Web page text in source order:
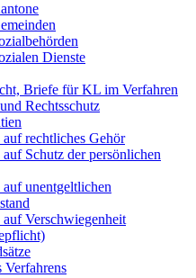
Dienste
Briefe für KL im Verfahren
Rechtsschutz
rechtliches Gehör
Schutz der persönlichen
unentgeltlichen
Verschwiegenheit
Verfahrens